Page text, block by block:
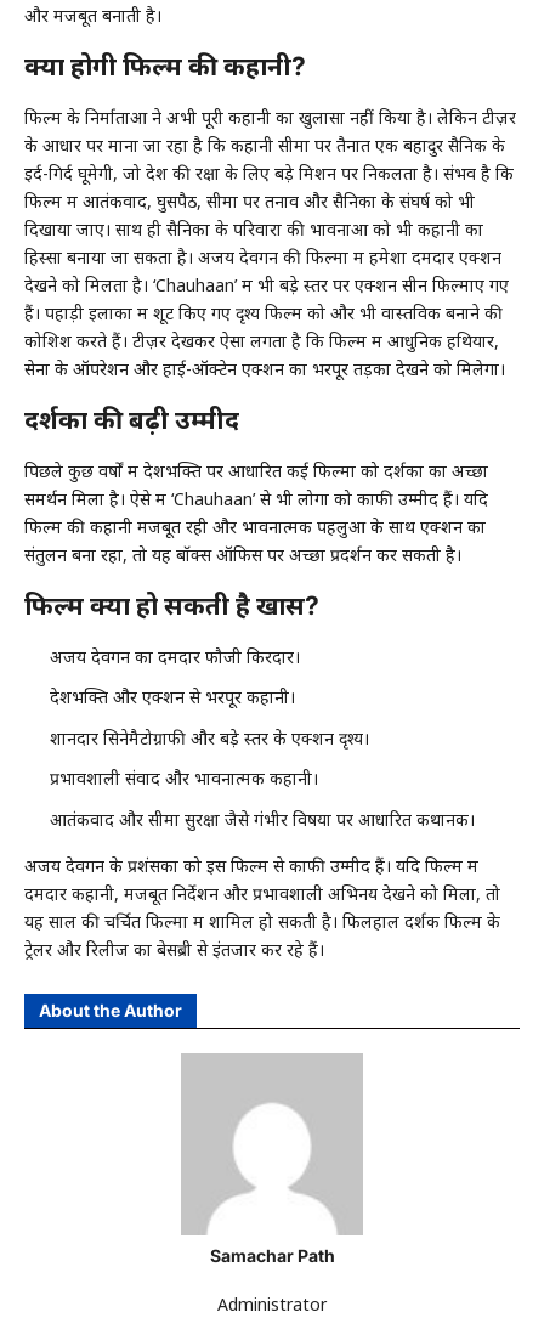
और मजबूत बनाती है।
क्या होगी फिल्म की कहानी?
फिल्म के निर्माताओं ने अभी पूरी कहानी का खुलासा नहीं किया है। लेकिन टीज़र
के आधार पर माना जा रहा है कि कहानी सीमा पर तैनात एक बहादुर सैनिक के
इर्द-गिर्द घूमेगी, जो देश की रक्षा के लिए बड़े मिशन पर निकलता है। संभव है कि
फिल्म में आतंकवाद, घुसपैठ, सीमा पर तनाव और सैनिकों के संघर्ष को भी
दिखाया जाए। साथ ही सैनिकों के परिवारों की भावनाओं को भी कहानी का
हिस्सा बनाया जा सकता है। अजय देवगन की फिल्मों में हमेशा दमदार एक्शन
देखने को मिलता है। ‘Chauhaan’ में भी बड़े स्तर पर एक्शन सीन फिल्माए गए
हैं। पहाड़ी इलाकों में शूट किए गए दृश्य फिल्म को और भी वास्तविक बनाने की
कोशिश करते हैं। टीज़र देखकर ऐसा लगता है कि फिल्म में आधुनिक हथियार,
सेना के ऑपरेशन और हाई-ऑक्टेन एक्शन का भरपूर तड़का देखने को मिलेगा।
दर्शकों की बढ़ी उम्मीदें
पिछले कुछ वर्षों में देशभक्ति पर आधारित कई फिल्मों को दर्शकों का अच्छा
समर्थन मिला है। ऐसे में ‘Chauhaan’ से भी लोगों को काफी उम्मीदें हैं। यदि
फिल्म की कहानी मजबूत रही और भावनात्मक पहलुओं के साथ एक्शन का
संतुलन बना रहा, तो यह बॉक्स ऑफिस पर अच्छा प्रदर्शन कर सकती है।
फिल्म क्यों हो सकती है खास?
अजय देवगन का दमदार फौजी किरदार।
देशभक्ति और एक्शन से भरपूर कहानी।
शानदार सिनेमैटोग्राफी और बड़े स्तर के एक्शन दृश्य।
प्रभावशाली संवाद और भावनात्मक कहानी।
आतंकवाद और सीमा सुरक्षा जैसे गंभीर विषयों पर आधारित कथानक।
अजय देवगन के प्रशंसकों को इस फिल्म से काफी उम्मीदें हैं। यदि फिल्म में
दमदार कहानी, मजबूत निर्देशन और प्रभावशाली अभिनय देखने को मिला, तो
यह साल की चर्चित फिल्मों में शामिल हो सकती है। फिलहाल दर्शक फिल्म के
ट्रेलर और रिलीज का बेसब्री से इंतजार कर रहे हैं।
About the Author
Samachar Path
Administrator